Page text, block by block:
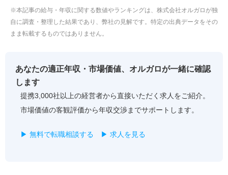
※本記事の給与・年収に関する数値やランキングは、株式会社オルガロが独
自に調査・整理した結果であり、弊社の見解です。特定の出典データをその
まま転載するものではありません。
あなたの適正年収・市場価値、オルガロが一緒に確認
します
提携3,000社以上の経営者から直接いただく求人をご紹介。
市場価値の客観評価から年収交渉までサポートします。
▶ 無料で転職相談する ▶ 求人を見る